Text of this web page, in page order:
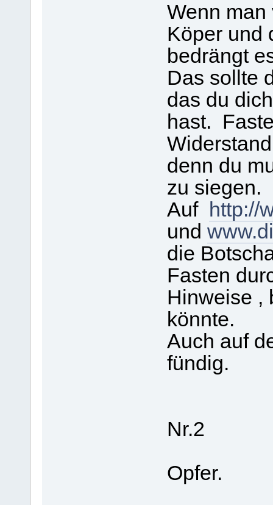
Wenn man
Köper und
bedrängt
Das sollte
das du
hast.
denn du
zu siegen.
Auf http://
und
die
Fasten
Hinweise ,
könnte.
Auch auf
fündig.
Nr.2
Opfer.